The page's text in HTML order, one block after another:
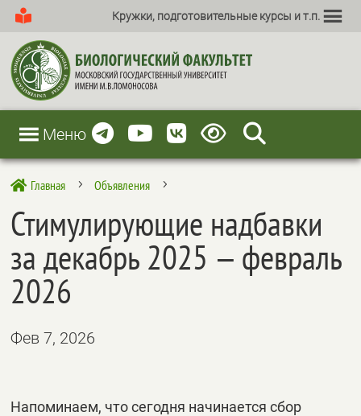
Кружки, подготовительные курсы и т.п.
Меню
 Главная 5 Объявления 5
Стимулирующие надбавки
за декабрь 2025 — февраль
2026
Фев 7, 2026
Напоминаем, что сегодня начинается сбор